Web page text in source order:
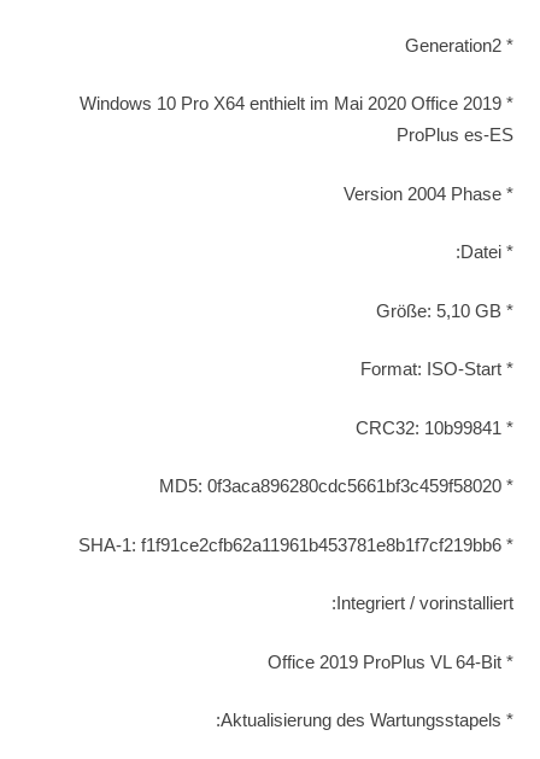
* Generation2
* Windows 10 Pro X64 enthielt im Mai 2020 Office 2019
ProPlus es-ES
* Version 2004 Phase
* Datei:
* Größe: 5,10 GB
* Format: ISO-Start
* CRC32: 10b99841
* MD5: 0f3aca896280cdc5661bf3c459f58020
* SHA-1: f1f91ce2cfb62a11961b453781e8b1f7cf219bb6
Integriert / vorinstalliert:
* Office 2019 ProPlus VL 64-Bit
* Aktualisierung des Wartungsstapels: